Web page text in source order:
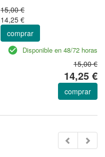
15,00 €
14,25 €
comprar
Disponible en 48/72 horas
15,00 €
14,25 €
comprar